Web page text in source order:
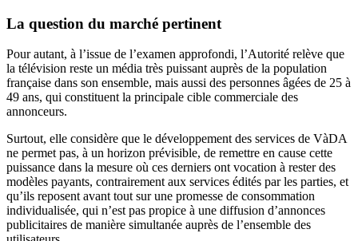
La question du marché pertinent
Pour autant, à l’issue de l’examen approfondi, l’Autorité relève que
la télévision reste un média très puissant auprès de la population
française dans son ensemble, mais aussi des personnes âgées de 25 à
49 ans, qui constituent la principale cible commerciale des
annonceurs.
Surtout, elle considère que le développement des services de VàDA
ne permet pas, à un horizon prévisible, de remettre en cause cette
puissance dans la mesure où ces derniers ont vocation à rester des
modèles payants, contrairement aux services édités par les parties, et
qu’ils reposent avant tout sur une promesse de consommation
individualisée, qui n’est pas propice à une diffusion d’annonces
publicitaires de manière simultanée auprès de l’ensemble des